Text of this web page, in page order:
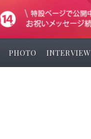
PHOTO INTERVIEW